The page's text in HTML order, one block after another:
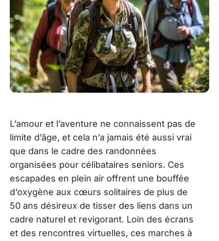
L’amour et l’aventure ne connaissent pas de
limite d’âge, et cela n’a jamais été aussi vrai
que dans le cadre des randonnées
organisées pour célibataires seniors. Ces
escapades en plein air offrent une bouffée
d’oxygène aux cœurs solitaires de plus de
50 ans désireux de tisser des liens dans un
cadre naturel et revigorant. Loin des écrans
et des rencontres virtuelles, ces marches à